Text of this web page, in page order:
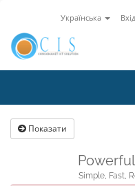
Українська Вхід
Показати
Simple, Fast,